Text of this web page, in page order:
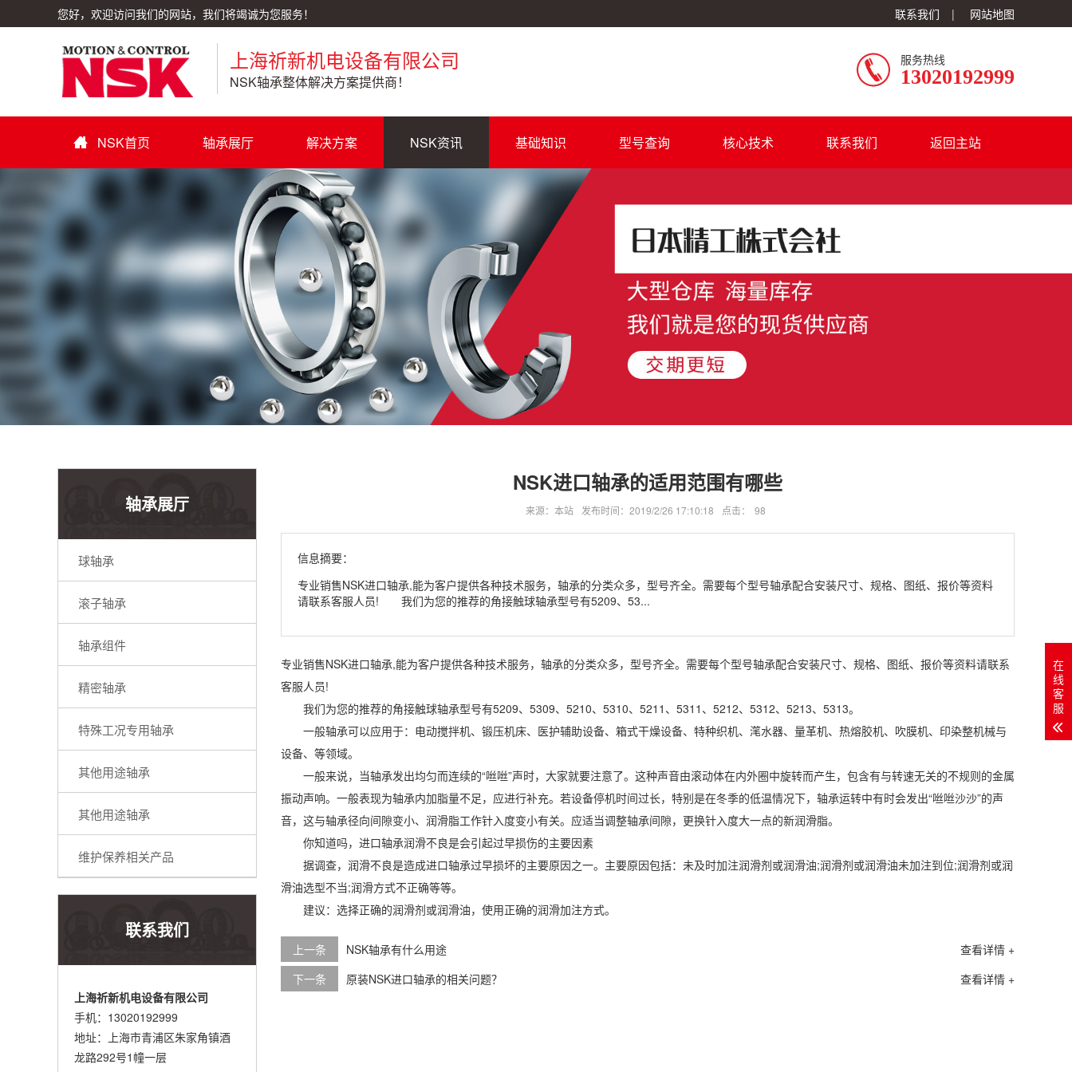
联系我们 | 网站地图
您好，欢迎访问我们的网站，我们将竭诚为您服务！
上海祈新机电设备有限公司
NSK轴承整体解决方案提供商！
服务热线
13020192999
NSK首页 轴承展厅 解决方案 NSK资讯 基础知识 型号查询 核心技术 联系我们 返回主站
轴承展厅
球轴承
滚子轴承
轴承组件
精密轴承
特殊工况专用轴承
其他用途轴承
其他用途轴承
维护保养相关产品
联系我们
上海祈新机电设备有限公司
手机：13020192999
地址：上海市青浦区朱家角镇酒
龙路292号1幢一层
NSK进口轴承的适用范围有哪些
来源：本站 发布时间：2019/2/26 17:10:18 点击： 98
信息摘要：
专业销售NSK进口轴承,能为客户提供各种技术服务，轴承的分类众多，型号齐全。需要每个型号轴承配合安装尺寸、规格、图纸、报价等资料
请联系客服人员! 我们为您的推荐的角接触球轴承型号有5209、53...
专业销售NSK进口轴承,能为客户提供各种技术服务，轴承的分类众多，型号齐全。需要每个型号轴承配合安装尺寸、规格、图纸、报价等资料请联系
客服人员!
我们为您的推荐的角接触球轴承型号有5209、5309、5210、5310、5211、5311、5212、5312、5213、5313。
一般轴承可以应用于：电动搅拌机、锻压机床、医护辅助设备、箱式干燥设备、特种织机、滗水器、量革机、热熔胶机、吹膜机、印染整机械与
设备、等领域。
一般来说，当轴承发出均匀而连续的“咝咝”声时，大家就要注意了。这种声音由滚动体在内外圈中旋转而产生，包含有与转速无关的不规则的金属
振动声响。一般表现为轴承内加脂量不足，应进行补充。若设备停机时间过长，特别是在冬季的低温情况下，轴承运转中有时会发出“咝咝沙沙”的声
音，这与轴承径向间隙变小、润滑脂工作针入度变小有关。应适当调整轴承间隙，更换针入度大一点的新润滑脂。
你知道吗，进口轴承润滑不良是会引起过早损伤的主要因素
据调查，润滑不良是造成进口轴承过早损坏的主要原因之一。主要原因包括：未及时加注润滑剂或润滑油;润滑剂或润滑油未加注到位;润滑剂或润
滑油选型不当;润滑方式不正确等等。
建议：选择正确的润滑剂或润滑油，使用正确的润滑加注方式。
上一条 查看详情 +
NSK轴承有什么用途
下一条
查看详情 +
原装NSK进口轴承的相关问题？
在
线
客
服